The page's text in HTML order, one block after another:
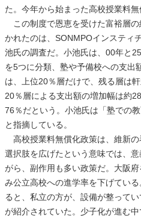
た。今年から始まった高校授業料無
この制度で恩恵を受けた富裕層
かれたのは、SONMPOインスティ
池氏の調査だ。小池氏は、00年と
を5つに分類、塾や予備校への支出
は、上位20％層だけで、残る層は
20％層による支出額の増加幅は約
76％だという。小池氏は「塾での
と指摘している。
高校授業料無償化政策は、維新
選択肢を広げたという意味では、
がら、副作用も多い政策だ。大阪
み公立高校への進学率を下げてい
ると、私立の方が、設備が整って
が紹介されていた。少子化が進む